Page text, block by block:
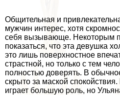
Общительная и
мужчин интерес, хотя
себя вызывающе. Некоторым
показаться, что эта дeвyшка
это лишь поверхностное
страстной, но только с тем
полностью доверять. В
скрыто за маской
играет большую роль, но